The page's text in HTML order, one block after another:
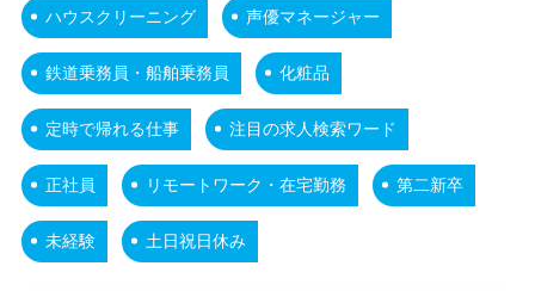
ハウスクリーニング 声優マネージャー
鉄道乗務員・船舶乗務員 化粧品
定時で帰れる仕事 注目の求人検索ワード
正社員 リモートワーク・在宅勤務 第二新卒
未経験 土日祝日休み